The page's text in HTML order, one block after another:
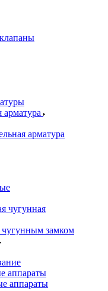
арматура
арматура
чугунная
замком
аппараты
аппараты